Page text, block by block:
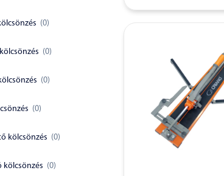
(0)
(0)
(0)
(0)
kölcsönzés (0)
kölcsönzés (0)